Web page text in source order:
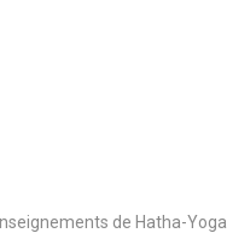
de Hatha-Yoga